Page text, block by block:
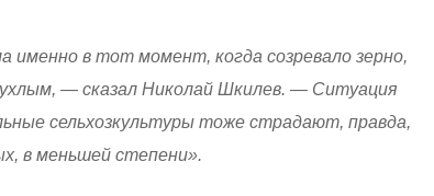
именно в тот момент, когда созревало зерно,
— сказал Николай Шкилев. — Ситуация
сельхозкультуры тоже страдают, правда,
в меньшей степени».